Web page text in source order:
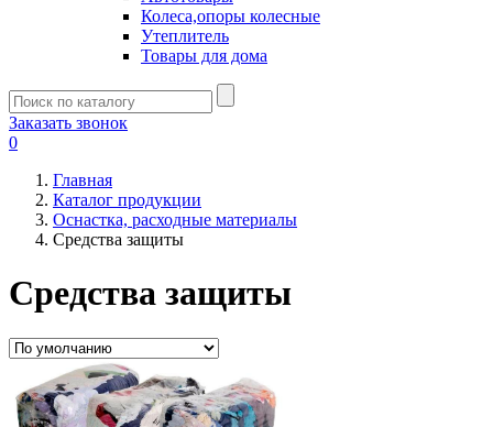
Колеса,опоры колесные
Утеплитель
Товары для дома
Заказать звонок
0
Главная
Каталог продукции
Оснастка, расходные материалы
Средства защиты
Средства защиты